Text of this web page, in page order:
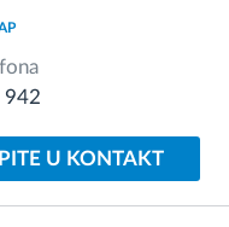
gorivom
i nadgledanje rute
identifikacija vozača
942
U KONTAKT